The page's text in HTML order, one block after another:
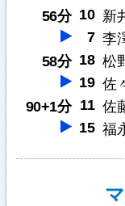
56分 10 新
7 李
58分 18 松
19 佐
90+1分 11 佐
15 福